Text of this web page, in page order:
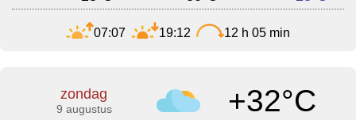
07:07 19:12 12 h 05 min
zondag
9 augustus +32°C